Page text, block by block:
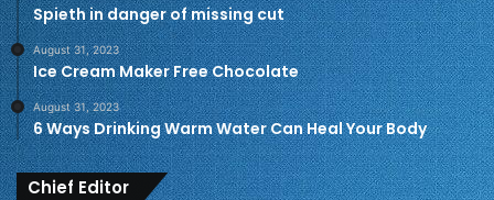
Spieth in danger of missing cut
August 31, 2023
Ice Cream Maker Free Chocolate
August 31, 2023
6 Ways Drinking Warm Water Can Heal Your Body
Chief Editor